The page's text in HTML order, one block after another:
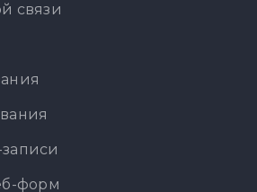
связи
форм